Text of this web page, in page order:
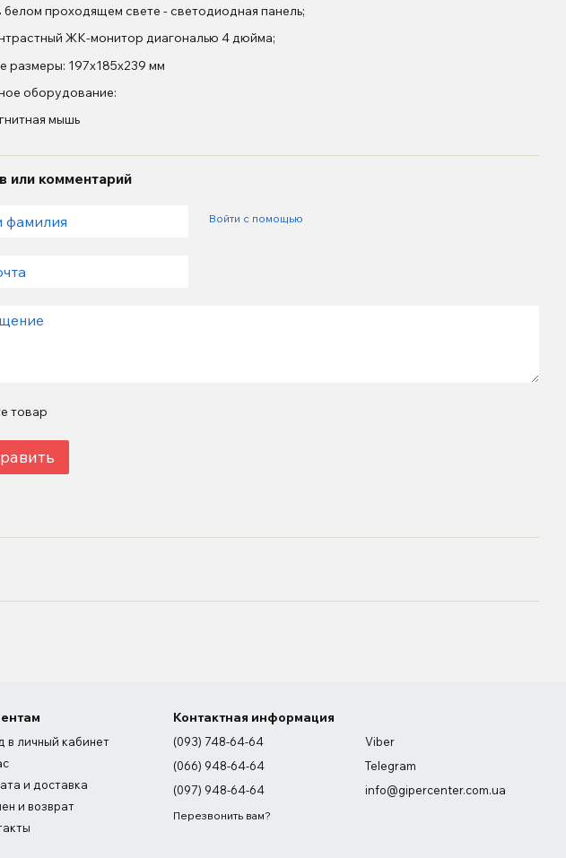
белом проходящем свете - светодиодная панель;
ЖК-монитор диагональю 4 дюйма;
размеры: 197х185х239 мм
оборудование:
мышь
или комментарий
Войти с помощью
товар
в личный кабинет
и доставка
и возврат
Контактная информация
(093) 748-64-64
(066) 948-64-64
(097) 948-64-64
Перезвонить вам?
Viber
Telegram
info@gipercenter.com.ua